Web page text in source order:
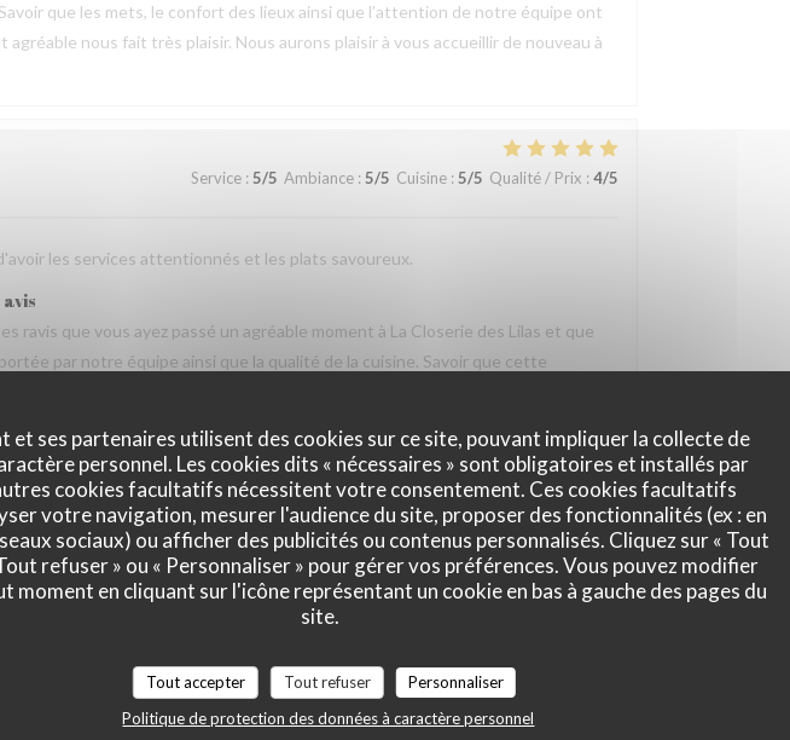
et ses partenaires utilisent des cookies sur ce site, pouvant impliquer la collecte de
personnel. Les cookies dits « nécessaires » sont obligatoires et installés par
cookies facultatifs nécessitent votre consentement. Ces cookies facultatifs
votre navigation, mesurer l'audience du site, proposer des fonctionnalités (ex : en
sociaux) ou afficher des publicités ou contenus personnalisés. Cliquez sur « Tout
refuser » ou « Personnaliser » pour gérer vos préférences. Vous pouvez modifier
moment en cliquant sur l'icône représentant un cookie en bas à gauche des pages du
site.
Tout accepter Tout refuser
Personnaliser
Politique de protection des données à caractère personnel
que les mets, le confort des lieux ainsi que l’attention de notre équipe ont
nous fait très plaisir. Nous aurons plaisir à vous accueillir de nouveau à
Service: 5/5 Ambiance: 5/5 Cuisine: 5/5 Qualité / Prix : 4/5
les services attentionnés et les plats savoureux.
ravis que vous ayez passé un agréable moment à La Closerie des Lilas et que
par notre équipe ainsi que la qualité de la cuisine. Savoir que cette
nous fait très plaisir. Nous serons heureux de vous accueillir de nouveau à La
Service: 5/5 Ambiance:5 /5 Cuisine: 5/5 Qualité / Prix: 4/5
tres gentil et amable avec esprit! Cuisine simple et raffiné au même temps,